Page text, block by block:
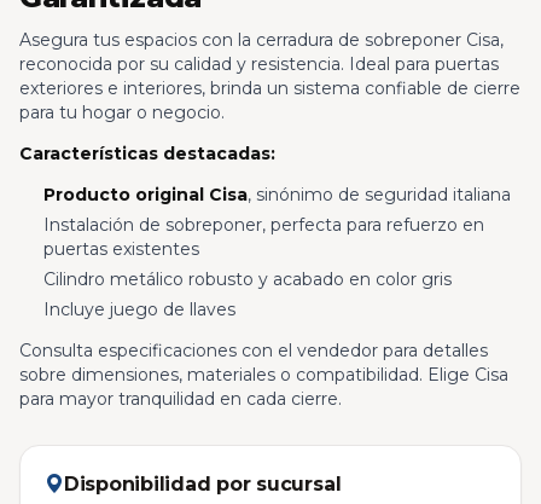
Asegura tus espacios con la cerradura de sobreponer Cisa,
reconocida por su calidad y resistencia. Ideal para puertas
exteriores e interiores, brinda un sistema confiable de cierre
para tu hogar o negocio.
Características destacadas:
Producto original Cisa, sinónimo de seguridad italiana
Instalación de sobreponer, perfecta para refuerzo en
puertas existentes
Cilindro metálico robusto y acabado en color gris
Incluye juego de llaves
Consulta especificaciones con el vendedor para detalles
sobre dimensiones, materiales o compatibilidad. Elige Cisa
para mayor tranquilidad en cada cierre.
Disponibilidad por sucursal